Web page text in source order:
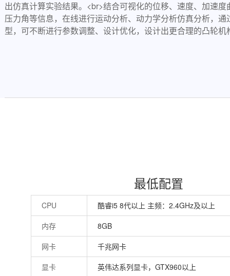
出仿真计算实验结果。<br>结合可视化的位移、速度、加速
压力角等信息，在线进行运动分析、动力学分析仿真分析，
型，可不断进行参数调整、设计优化，设计出更合理的凸轮机
最低配置
CPU
酷睿i5 8代以上 主频：2.4GHz及以上
内存
8GB
网卡
千兆网卡
显卡
英伟达系列显卡，GTX960以上